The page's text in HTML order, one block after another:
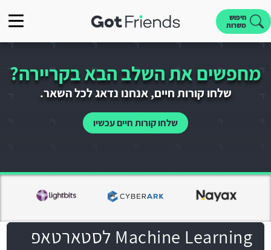
חיפוש
משרות
מחפשים את השלב הבא בקריירה?
שלחו קורות חיים, אנחנו נדאג לכל השאר.
שלחו קורות חיים עכשיו
Machine Learning לסטארטאפ